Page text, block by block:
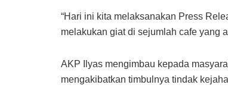
“Hari ini kita melaksanakan Press
melakukan giat di sejumlah cafe yang
AKP Ilyas mengimbau kepada
mengakibatkan timbulnya tindak